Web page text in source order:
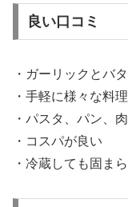
良い口コミ
・ガーリックとバ
・手軽に様々な料
・パスタ、パン、
・コスパが良い
・冷蔵しても固ま